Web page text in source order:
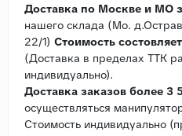
Доставка по Москве и МО
нашего склада (Мо.
22/1) Стоимость
(Доставка в пределах ТТК
индивидуально).
Доставка заказов более 3
осуществляться
Стоимость индивидуально